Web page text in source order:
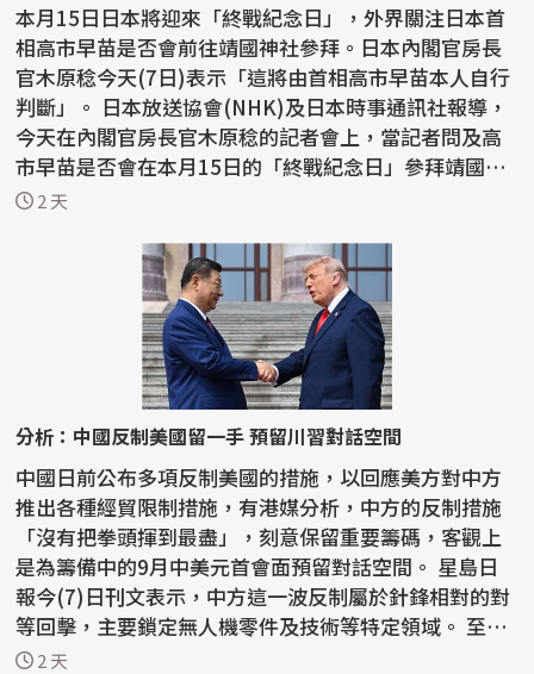
本月15日日本將迎來「終戰紀念日」，外界關注日本首
相高市早苗是否會前往靖國神社參拜。日本內閣官房長
官木原稔今天(7日)表示「這將由首相高市早苗本人自行
判斷」。 日本放送協會(NHK)及日本時事通訊社報導，
今天在內閣官房長官木原稔的記者會上，當記者問及高
市早苗是否會在本月15日的「終戰紀念日」參拜靖國神
社，...
2 天
分析：中國反制美國留一手 預留川習對話空間
中國日前公布多項反制美國的措施，以回應美方對中方
推出各種經貿限制措施，有港媒分析，中方的反制措施
「沒有把拳頭揮到最盡」，刻意保留重要籌碼，客觀上
是為籌備中的9月中美元首會面預留對話空間。 星島日
報今(7)日刊文表示，中方這一波反制屬於針鋒相對的對
等回擊，主要鎖定無人機零件及技術等特定領域。 至於
稀土...
2 天